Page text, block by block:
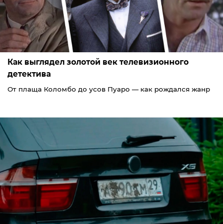
Как выглядел золотой век телевизионного
детектива
От плаща Коломбо до усов Пуаро — как рождался жанр